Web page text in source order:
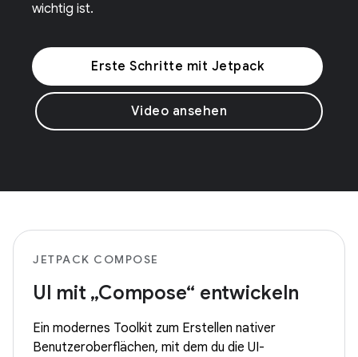
wichtig ist.
Erste Schritte mit Jetpack
Video ansehen
JETPACK COMPOSE
UI mit „Compose“ entwickeln
Ein modernes Toolkit zum Erstellen nativer
Benutzeroberflächen, mit dem du die UI-